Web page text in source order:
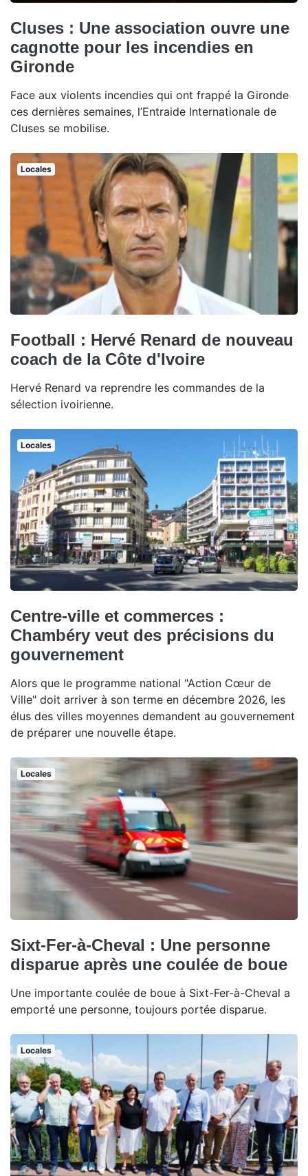
Cluses : Une association ouvre une
cagnotte pour les incendies en
Gironde
Face aux violents incendies qui ont frappé la Gironde
ces dernières semaines, l’Entraide Internationale de
Cluses se mobilise.
Locales
Football : Hervé Renard de nouveau
coach de la Côte d'Ivoire
Hervé Renard va reprendre les commandes de la
sélection ivoirienne.
Locales
Centre-ville et commerces :
Chambéry veut des précisions du
gouvernement
Alors que le programme national "Action Cœur de
Ville" doit arriver à son terme en décembre 2026, les
élus des villes moyennes demandent au gouvernement
de préparer une nouvelle étape.
Locales
Sixt-Fer-à-Cheval : Une personne
disparue après une coulée de boue
Une importante coulée de boue à Sixt-Fer-à-Cheval a
emporté une personne, toujours portée disparue.
Locales